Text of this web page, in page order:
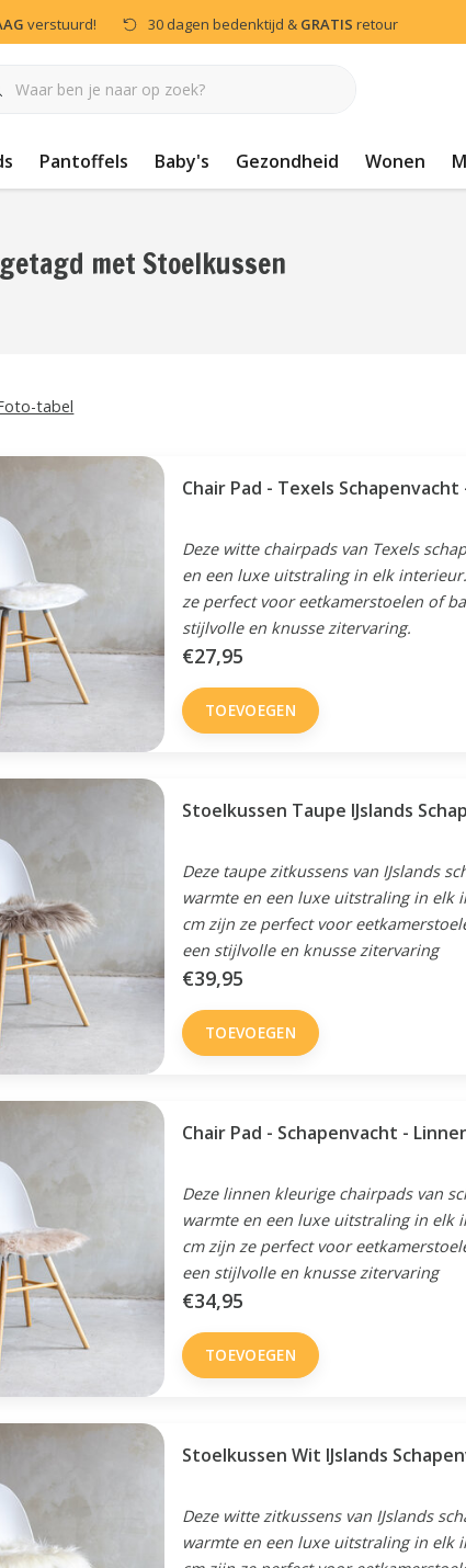
verstuurd! 30 dagen bedenktijd & GRATIS retour
Pantoffels Baby's Gezondheid Wonen
met Stoelkussen
tabel
Chair Pad - Texels Schapenvacht
Deze witte chairpads van Texels
en een luxe uitstraling in elk
ze perfect voor eetkamerstoelen of
stijlvolle en knusse zitervaring.
€27,95
TOEVOEGEN
Stoelkussen Taupe IJslands
Deze taupe zitkussens van IJslands
warmte en een luxe uitstraling in elk
cm zijn ze perfect voor
een stijlvolle en knusse zitervaring
€39,95
TOEVOEGEN
Chair Pad - Schapenvacht -
Deze linnen kleurige chairpads van
warmte en een luxe uitstraling in elk
cm zijn ze perfect voor
een stijlvolle en knusse zitervaring
€34,95
TOEVOEGEN
Stoelkussen Wit IJslands
Deze witte zitkussens van IJslands
warmte en een luxe uitstraling in elk